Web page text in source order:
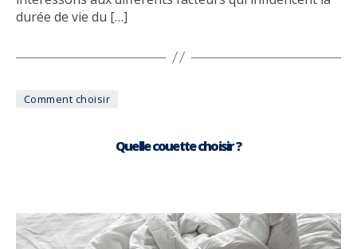
durée de vie du […]
Comment choisir
Quelle couette choisir ?